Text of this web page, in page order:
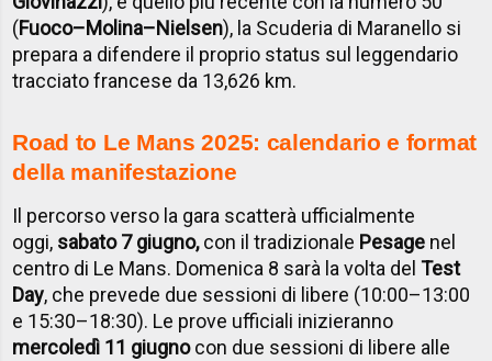
(Fuoco–Molina–Nielsen), la Scuderia di Maranello si
prepara a difendere il proprio status sul leggendario
tracciato francese da 13,626 km.
Road to Le Mans 2025: calendario e format
della manifestazione
Il percorso verso la gara scatterà ufficialmente
oggi, sabato 7 giugno,con il tradizionale Pesage nel
centro di Le Mans. Domenica 8 sarà la volta delTest
Day, che prevede due sessioni di libere (10:00–13:00
e 15:30–18:30). Le prove ufficiali inizieranno
mercoledì 11 giugnocon due sessioni di libere alle